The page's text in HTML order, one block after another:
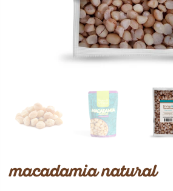
macadamia natural